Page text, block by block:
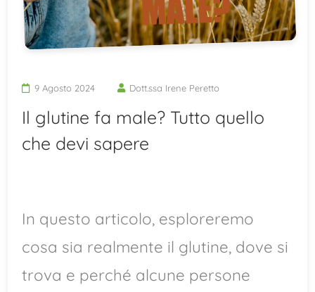
9 Agosto 2024 Dott.ssa Irene Peretto
Il glutine fa male? Tutto quello
che devi sapere
In questo articolo, esploreremo
cosa sia realmente il glutine, dove si
trova e perché alcune persone